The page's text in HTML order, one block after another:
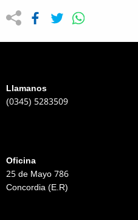
Llamanos
(0345) 5283509
Oficina
25 de Mayo 786
Concordia (E.R)